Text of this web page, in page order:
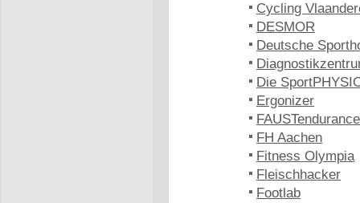
Cycling
DESMOR
Deutsche
Die
Ergonizer
FAUSTendurance
FH Aachen
Fitness Olympia
Fleischhacker
Footlab